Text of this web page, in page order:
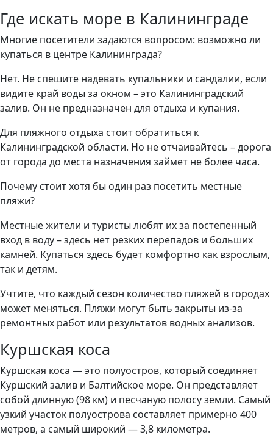
Где искать море в Калининграде
Многие посетители задаются вопросом: возможно ли
купаться в центре Калининграда?
Нет. Не спешите надевать купальники и сандалии, если
видите край воды за окном – это Калининградский
залив. Он не предназначен для отдыха и купания.
Для пляжного отдыха стоит обратиться к
Калининградской области. Но не отчаивайтесь – дорога
от города до места назначения займет не более часа.
Почему стоит хотя бы один раз посетить местные
пляжи?
Местные жители и туристы любят их за постепенный
вход в воду – здесь нет резких перепадов и больших
камней. Купаться здесь будет комфортно как взрослым,
так и детям.
Учтите, что каждый сезон количество пляжей в городах
может меняться. Пляжи могут быть закрыты из-за
ремонтных работ или результатов водных анализов.
Куршская коса
Куршская коса — это полуостров, который соединяет
Куршский залив и Балтийское море. Он представляет
собой длинную (98 км) и песчаную полосу земли. Самый
узкий участок полуострова составляет примерно 400
метров, а самый широкий — 3,8 километра.